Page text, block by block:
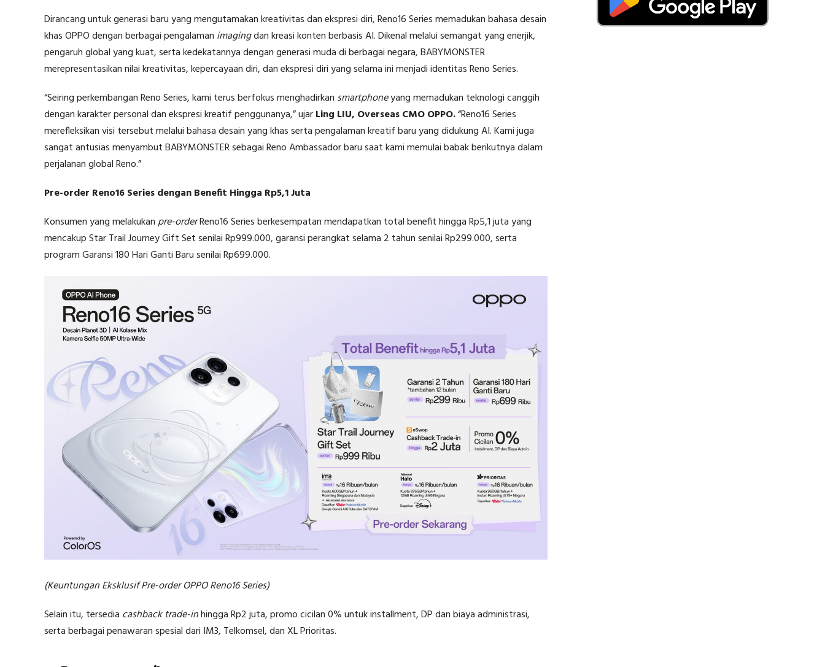
Dirancang untuk generasi baru yang mengutamakan kreativitas dan ekspresi diri, Reno16 Series memadukan bahasa desain
khas OPPO dengan berbagai pengalaman imagingdan kreasi konten berbasis AI. Dikenal melalui semangat yang enerjik,
pengaruh global yang kuat, serta kedekatannya dengan generasi muda di berbagai negara, BABYMONSTER
merepresentasikan nilai kreativitas, kepercayaan diri, dan ekspresi diri yang selama ini menjadi identitas Reno Series.
“Seiring perkembangan Reno Series, kami terus berfokus menghadirkan smartphoneyang memadukan teknologi canggih
dengan karakter personal dan ekspresi kreatif penggunanya,” ujarLing LIU, Overseas CMO OPPO.“Reno16 Series
merefleksikan visi tersebut melalui bahasa desain yang khas serta pengalaman kreatif baru yang didukung AI. Kami juga
sangat antusias menyambut BABYMONSTER sebagai Reno Ambassador baru saat kami memulai babak berikutnya dalam
perjalanan global Reno.”
Pre-order Reno16 Series dengan Benefit Hingga Rp5,1 Juta
Konsumen yang melakukanpre-orderReno16 Series berkesempatan mendapatkan total benefit hingga Rp5,1 juta yang
mencakup Star Trail Journey Gift Set senilai Rp999.000, garansi perangkat selama 2 tahun senilai Rp299.000, serta
program Garansi 180 Hari Ganti Baru senilai Rp699.000.
(Keuntungan Eksklusif Pre-order OPPO Reno16 Series)
Selain itu, tersedia cashback trade-inhingga Rp2 juta, promo cicilan 0% untuk installment, DP dan biaya administrasi,
serta berbagai penawaran spesial dari IM3, Telkomsel, dan XL Prioritas.